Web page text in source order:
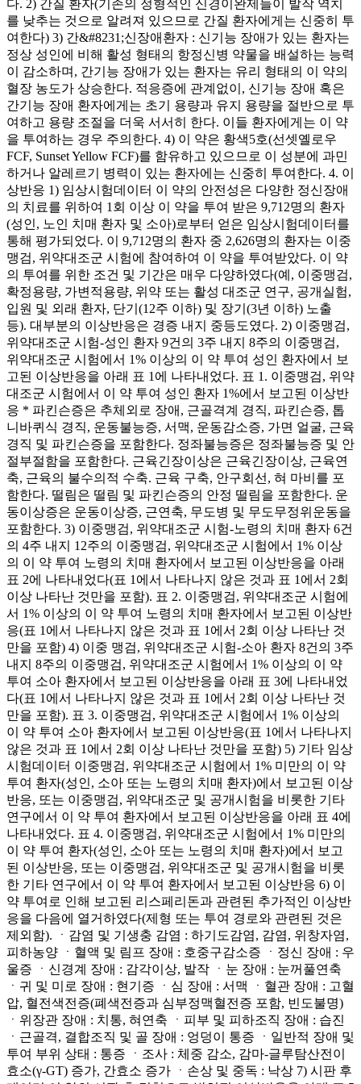
다. 2) 간질 환자(기존의 정형적인 신경이완제들이 발작 역치
를 낮추는 것으로 알려져 있으므로 간질 환자에게는 신중히 투
여한다) 3) 간&#8231;신장애환자 : 신기능 장애가 있는 환자는
정상 성인에 비해 활성 형태의 항정신병 약물을 배설하는 능력
이 감소하며, 간기능 장애가 있는 환자는 유리 형태의 이 약의
혈장 농도가 상승한다. 적응증에 관계없이, 신기능 장애 혹은
간기능 장애 환자에게는 초기 용량과 유지 용량을 절반으로 투
여하고 용량 조절을 더욱 서서히 한다. 이들 환자에게는 이 약
을 투여하는 경우 주의한다. 4) 이 약은 황색5호(선셋옐로우
FCF, Sunset Yellow FCF)를 함유하고 있으므로 이 성분에 과민
하거나 알레르기 병력이 있는 환자에는 신중히 투여한다. 4. 이
상반응 1) 임상시험데이터 이 약의 안전성은 다양한 정신장애
의 치료를 위하여 1회 이상 이 약을 투여 받은 9,712명의 환자
(성인, 노인 치매 환자 및 소아)로부터 얻은 임상시험데이터를
통해 평가되었다. 이 9,712명의 환자 중 2,626명의 환자는 이중
맹검, 위약대조군 시험에 참여하여 이 약을 투여받았다. 이 약
의 투여를 위한 조건 및 기간은 매우 다양하였다(예, 이중맹검,
확정용량, 가변적용량, 위약 또는 활성 대조군 연구, 공개실험,
입원 및 외래 환자, 단기(12주 이하) 및 장기(3년 이하) 노출
등). 대부분의 이상반응은 경증 내지 중등도였다. 2) 이중맹검,
위약대조군 시험-성인 환자 9건의 3주 내지 8주의 이중맹검,
위약대조군 시험에서 1% 이상의 이 약 투여 성인 환자에서 보
고된 이상반응을 아래 표 1에 나타내었다. 표 1. 이중맹검, 위약
대조군 시험에서 이 약 투여 성인 환자 1%에서 보고된 이상반
응 * 파킨슨증은 추체외로 장애, 근골격계 경직, 파킨슨증, 톱
니바퀴식 경직, 운동불능증, 서맥, 운동감소증, 가면 얼굴, 근육
경직 및 파킨슨증을 포함한다. 정좌불능증은 정좌불능증 및 안
절부절함을 포함한다. 근육긴장이상은 근육긴장이상, 근육연
축, 근육의 불수의적 수축. 근육 구축, 안구회선, 혀 마비를 포
함한다. 떨림은 떨림 및 파킨슨증의 안정 떨림을 포함한다. 운
동이상증은 운동이상증, 근연축, 무도병 및 무도무정위운동을
포함한다. 3) 이중맹검, 위약대조군 시험-노령의 치매 환자 6건
의 4주 내지 12주의 이중맹검, 위약대조군 시험에서 1% 이상
의 이 약 투여 노령의 치매 환자에서 보고된 이상반응을 아래
표 2에 나타내었다(표 1에서 나타나지 않은 것과 표 1에서 2회
이상 나타난 것만을 포함). 표 2. 이중맹검, 위약대조군 시험에
서 1% 이상의 이 약 투여 노령의 치매 환자에서 보고된 이상반
응(표 1에서 나타나지 않은 것과 표 1에서 2회 이상 나타난 것
만을 포함) 4) 이중 맹검, 위약대조군 시험-소아 환자 8건의 3주
내지 8주의 이중맹검, 위약대조군 시험에서 1% 이상의 이 약
투여 소아 환자에서 보고된 이상반응을 아래 표 3에 나타내었
다(표 1에서 나타나지 않은 것과 표 1에서 2회 이상 나타난 것
만을 포함). 표 3. 이중맹검, 위약대조군 시험에서 1% 이상의
이 약 투여 소아 환자에서 보고된 이상반응(표 1에서 나타나지
않은 것과 표 1에서 2회 이상 나타난 것만을 포함) 5) 기타 임상
시험데이터 이중맹검, 위약대조군 시험에서 1% 미만의 이 약
투여 환자(성인, 소아 또는 노령의 치매 환자)에서 보고된 이상
반응, 또는 이중맹검, 위약대조군 및 공개시험을 비롯한 기타
연구에서 이 약 투여 환자에서 보고된 이상반응을 아래 표 4에
나타내었다. 표 4. 이중맹검, 위약대조군 시험에서 1% 미만의
이 약 투여 환자(성인, 소아 또는 노령의 치매 환자)에서 보고
된 이상반응, 또는 이중맹검, 위약대조군 및 공개시험을 비롯
한 기타 연구에서 이 약 투여 환자에서 보고된 이상반응 6) 이
약 투여로 인해 보고된 리스페리돈과 관련된 추가적인 이상반
응을 다음에 열거하였다(제형 또는 투여 경로와 관련된 것은
제외함). ㆍ감염 및 기생충 감염 : 하기도감염, 감염, 위창자염,
피하농양 ㆍ혈액 및 림프 장애 : 호중구감소증 ㆍ정신 장애 : 우
울증 ㆍ신경계 장애 : 감각이상, 발작 ㆍ눈 장애 : 눈꺼풀연축
ㆍ귀 및 미로 장애 : 현기증 ㆍ심 장애 : 서맥 ㆍ혈관 장애 : 고혈
압, 혈전색전증(폐색전증과 심부정맥혈전증 포함, 빈도불명)
ㆍ위장관 장애 : 치통, 혀연축 ㆍ피부 및 피하조직 장애 : 습진
ㆍ근골격, 결합조직 및 골 장애 : 엉덩이 통증 ㆍ일반적 장애 및
투여 부위 상태 : 통증 ㆍ조사 : 체중 감소, 감마-글루탐산전이
효소(γ-GT) 증가, 간효소 증가 ㆍ손상 및 중독 : 낙상 7) 시판 후